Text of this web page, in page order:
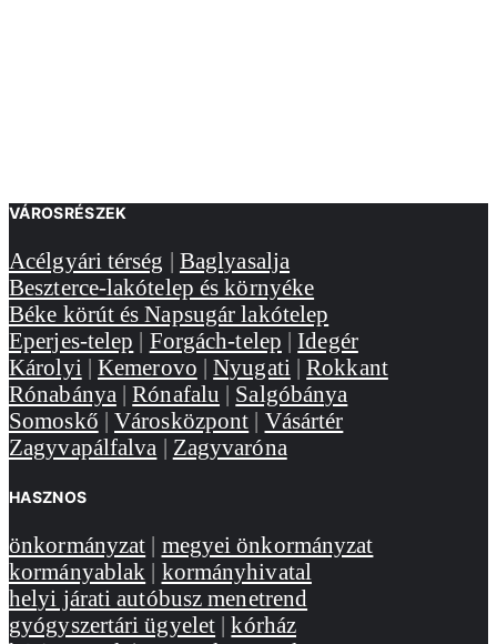
VÁROSRÉSZEK
Acélgyári térség | Baglyasalja
Beszterce-lakótelep és környéke
Béke körút és Napsugár lakótelep
Eperjes-telep | Forgách-telep |Idegér
Károlyi |Kemerovo |Nyugati |Rokkant
Rónabánya |Rónafalu | Salgóbánya
Somoskő |Városközpont | Vásártér
Zagyvapálfalva | Zagyvaróna
HASZNOS
önkormányzat | megyei önkormányzat
kormányablak | kormányhivatal
helyi járati autóbusz menetrend
gyógyszertári ügyelet |kórház